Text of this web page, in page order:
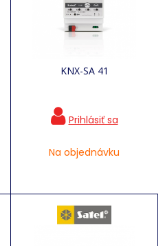
KNX-SA 41
Na objednávku